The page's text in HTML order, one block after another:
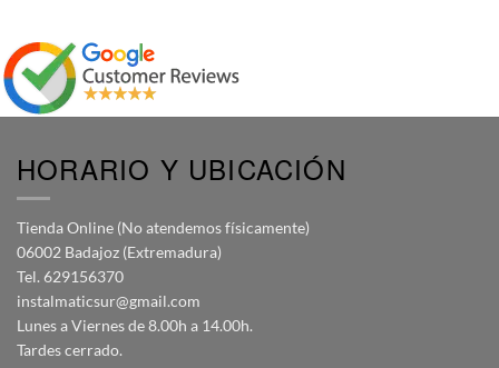
HORARIO Y UBICACIÓN
Tienda Online (No atendemos físicamente)
06002 Badajoz (Extremadura)
Tel. 629156370
instalmaticsur@gmail.com
Lunes a Viernes de 8.00h a 14.00h.
Tardes cerrado.